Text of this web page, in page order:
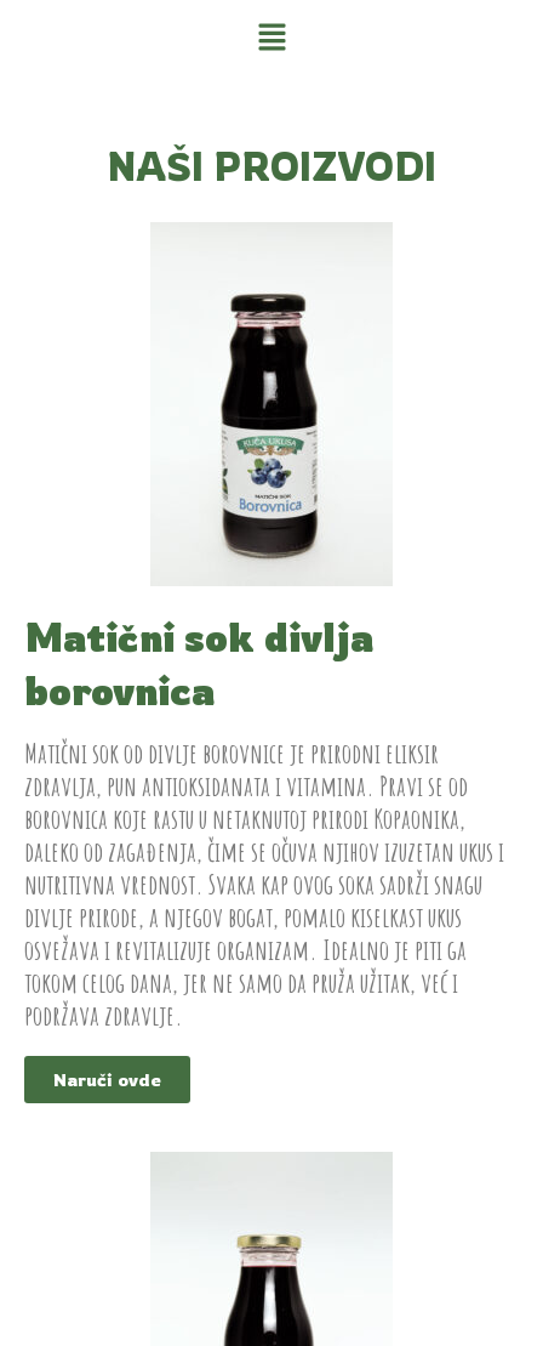
NAŠI PROIZVODI
Matični sok divlja
borovnica
Matični sok od divlje borovnice je prirodni eliksir
zdravlja, pun antioksidanata i vitamina. Pravi se od
borovnica koje rastu u netaknutoj prirodi Kopaonika,
daleko od zagađenja, čime se očuva njihov izuzetan ukus i
nutritivna vrednost. Svaka kap ovog soka sadrži snagu
divlje prirode, a njegov bogat, pomalo kiselkast ukus
osvežava i revitalizuje organizam. Idealno je piti ga
tokom celog dana, jer ne samo da pruža užitak, već i
podržava zdravlje.
Naruči ovde